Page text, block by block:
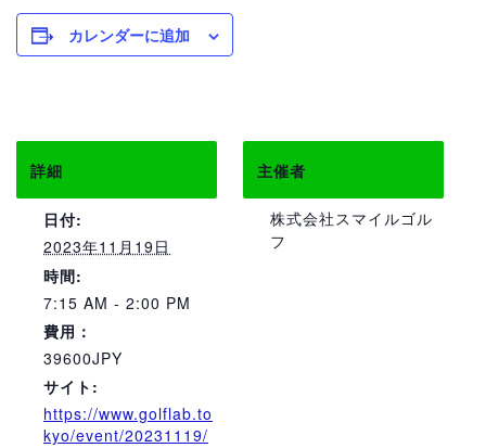
カレンダーに追加
詳細
日付:
2023年11月19日
時間:
7:15 AM - 2:00 PM
費用：
39600JPY
サイト:
https://www.golflab.to
kyo/event/20231119/
主催者
株式会社スマイルゴル
フ